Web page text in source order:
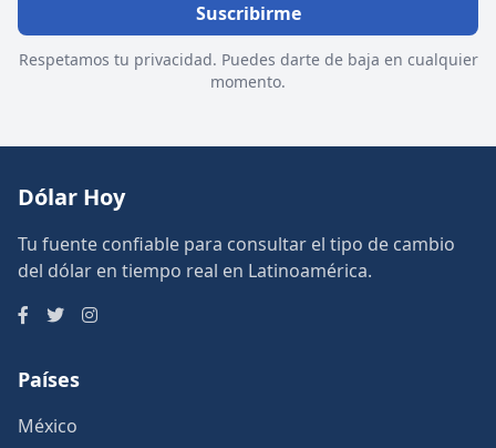
Suscribirme
Respetamos tu privacidad. Puedes darte de baja en cualquier
momento.
Dólar Hoy
Tu fuente confiable para consultar el tipo de cambio
del dólar en tiempo real en Latinoamérica.
Países
México